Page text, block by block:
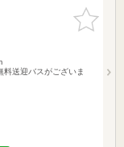
お気に入
りに追加
料送迎バスがございま